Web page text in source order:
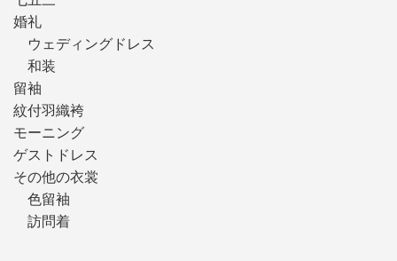
婚礼
ウェディングドレス
和装
留袖
紋付羽織袴
モーニング
ゲストドレス
その他の衣裳
色留袖
訪問着